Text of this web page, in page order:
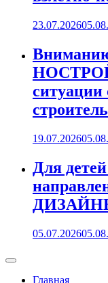
23.07.2026
НОСТРОЙ
ситуации
19.07.2026
Для
05.07.2026
Главная